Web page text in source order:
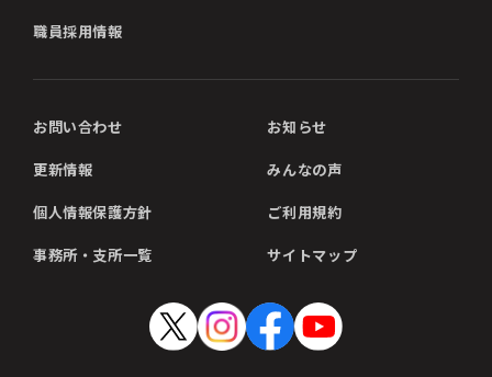
職員採用情報
お問い合わせ お知らせ
更新情報 みんなの声
個人情報保護方針 ご利用規約
事務所・支所一覧 サイトマップ